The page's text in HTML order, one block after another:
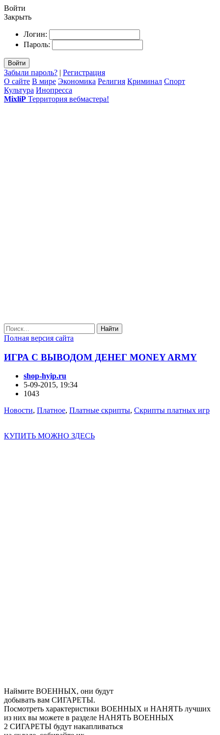
Войти
Закрыть
Логин:
Пароль:
Войти
Забыли пароль? | Регистрация
О сайте В мире Экономика Религия Криминал Спорт
Культура Инопресса
MixliP Территория вебмастера!
Найти
Полная версия сайта
ИГРА С ВЫВОДОМ ДЕНЕГ MONEY ARMY
shop-hyip.ru
5-09-2015, 19:34
1043
Новости, Платное, Платные скрипты, Скрипты платных игр
КУПИТЬ МОЖНО ЗДЕСЬ
Наймите ВОЕННЫХ, они будут
добывать вам СИГАРЕТЫ.
Посмотреть характеристики ВОЕННЫХ и НАНЯТЬ лучших
из них вы можете в разделе НАНЯТЬ ВОЕННЫХ
2 СИГАРЕТЫ будут накапливаться